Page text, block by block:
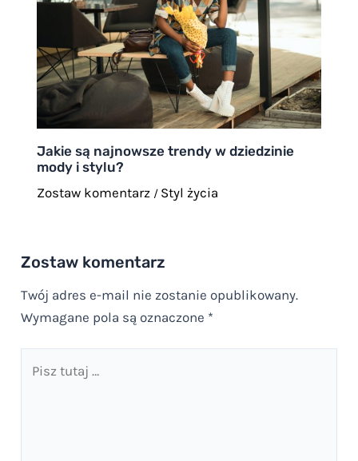
Jakie są najnowsze trendy w dziedzinie
mody i stylu?
Zostaw komentarz / Styl życia
Zostaw komentarz
Twój adres e-mail nie zostanie opublikowany.
Wymagane pola są oznaczone *
tutaj